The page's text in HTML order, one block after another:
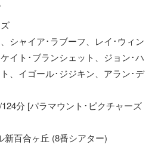
シャイア･ラブーフ、レイ･ウィン
イト･ブランシェット、ジョン･ハ
、イゴール･ジジキン、アラン･デ
分 [パラマウント･ピクチャーズ
百合ヶ丘 (8番シアター)